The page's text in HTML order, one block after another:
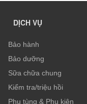
DỊCH VỤ
Bảo hành
Bảo dưỡng
Sữa chữa chung
Kiểm tra/triệu hồi
Phụ tùng & Phụ kiện